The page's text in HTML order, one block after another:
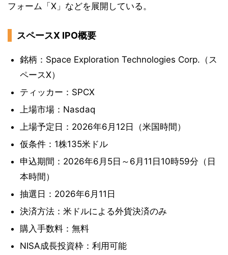
フォーム「X」などを展開している。
スペースX IPO概要
銘柄：Space Exploration Technologies Corp.（ス
ペースX）
ティッカー：SPCX
上場市場：Nasdaq
上場予定日：2026年6月12日（米国時間）
仮条件：1株135米ドル
申込期間：2026年6月5日～6月11日10時59分（日
本時間）
抽選日：2026年6月11日
決済方法：米ドルによる外貨決済のみ
購入手数料：無料
NISA成長投資枠：利用可能